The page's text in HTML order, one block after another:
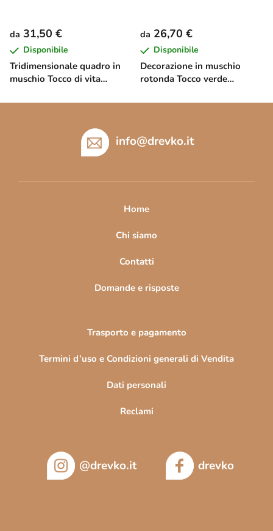
Tridimensionale quadro in
muschio Tocco di vita
da 31,50 €
Disponibile
Decorazione in muschio
rotonda Tocco verde
da 26,70 €
Disponibile
info@drevko.it
Home
Chi siamo
Contatti
Domande e risposte
Trasporto e pagamento
Termini d’uso e Condizioni generali di Vendita
Dati personali
Reclami
@drevko.it drevko